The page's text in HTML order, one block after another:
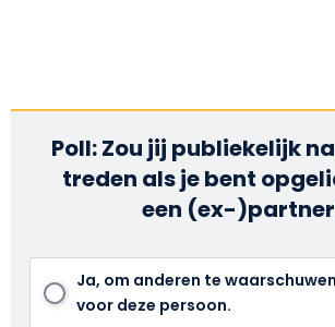
Poll: Zou jij publiekelijk
treden als je bent
een (ex-
Ja, om anderen te waarschuwen
voor deze persoon.